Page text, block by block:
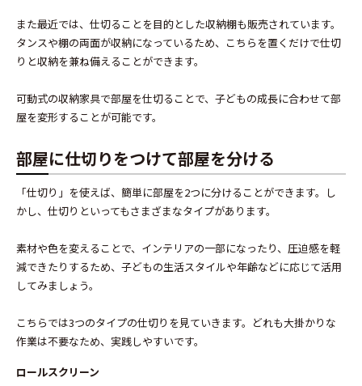
また最近では、仕切ることを目的とした収納棚も販売されています。
タンスや棚の両面が収納になっているため、こちらを置くだけで仕切
りと収納を兼ね備えることができます。
可動式の収納家具で部屋を仕切ることで、子どもの成長に合わせて部
屋を変形することが可能です。
部屋に仕切りをつけて部屋を分ける
「仕切り」を使えば、簡単に部屋を2つに分けることができます。し
かし、仕切りといってもさまざまなタイプがあります。
素材や色を変えることで、インテリアの一部になったり、圧迫感を軽
減できたりするため、子どもの生活スタイルや年齢などに応じて活用
してみましょう。
こちらでは3つのタイプの仕切りを見ていきます。どれも大掛かりな
作業は不要なため、実践しやすいです。
ロールスクリーン